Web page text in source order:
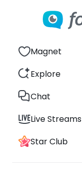
Magnet
Explore
Chat
Live Streams
Star Club